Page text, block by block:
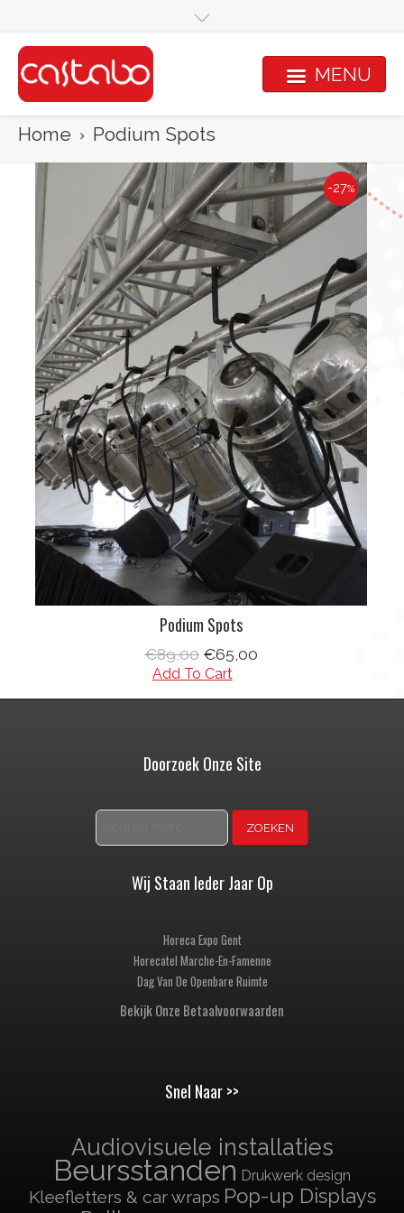
MENU
Home Podium Spots
-27%
Podium Spots
€89,00 €65,00
Doorzoek Onze Site
Wij Staan Ieder Jaar Op
Horeca Expo Gent
Horecatel Marche-En-Famenne
Dag Van De Openbare Ruimte
Bekijk Onze Betaalvoorwaarden
Snel Naar >>
Audiovisuele installaties
Beursstanden Drukwerk design
Kleefletters & car wraps Pop-up Displays